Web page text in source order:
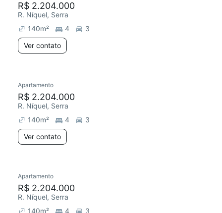
R$ 2.204.000
R. Níquel, Serra
140m² 4
3
Ver contato
Apartamento
R$ 2.204.000
R. Níquel, Serra
140m² 4
3
Ver contato
Apartamento
R$ 2.204.000
R. Níquel, Serra
140m² 4 3